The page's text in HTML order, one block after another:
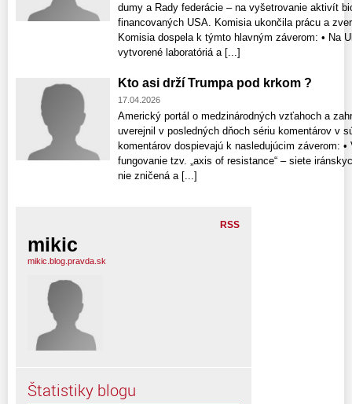
dumy a Rady federácie – na vyšetrovanie aktivít
financovaných USA. Komisia ukončila prácu a
Komisia dospela k týmto hlavným záverom: • Na
vytvorené laboratóriá a [...]
Kto asi drží Trumpa pod krkom ?
17.04.2026
Americký portál o medzinárodných vzťahoch a
uverejnil v posledných dňoch sériu komentárov v
komentárov dospievajú k nasledujúcim záverom:
fungovanie tzv. „axis of resistance“ – siete
nie zničená a [...]
RSS
mikic
mikic.blog.pravda.sk
Štatistiky blogu